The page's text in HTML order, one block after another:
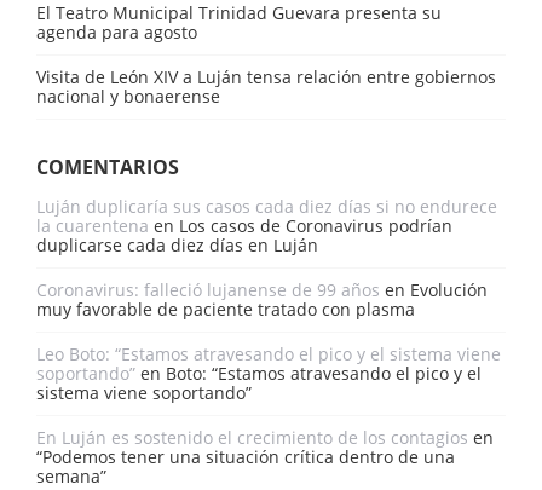
El Teatro Municipal Trinidad Guevara presenta su
agenda para agosto
Visita de León XIV a Luján tensa relación entre gobiernos
nacional y bonaerense
COMENTARIOS
Luján duplicaría sus casos cada diez días si no endurece
la cuarentena en Los casos de Coronavirus podrían
duplicarse cada diez días en Luján
Coronavirus: falleció lujanense de 99 años en Evolución
muy favorable de paciente tratado con plasma
Leo Boto: “Estamos atravesando el pico y el sistema viene
soportando” en Boto: “Estamos atravesando el pico y el
sistema viene soportando”
En Luján es sostenido el crecimiento de los contagios en
“Podemos tener una situación crítica dentro de una
semana”